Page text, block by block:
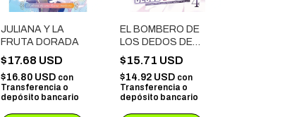
JULIANA Y LA
FRUTA DORADA
$17.68 USD
$16.80 USD con
Transferencia o
depósito bancario
EL BOMBERO DE
LOS DEDOS DE
FUEGO # 04
$15.71 USD
$14.92 USD con
Transferencia o
depósito bancario